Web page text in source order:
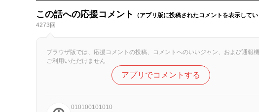
この話への応援コメント
（アプリ版に投稿されたコメントを表示して
4273回
ブラウザ版では、応援コメントの投稿、コメントへのいいジャン、および通報
ご利用いただけません
アプリでコメントする
010100101010